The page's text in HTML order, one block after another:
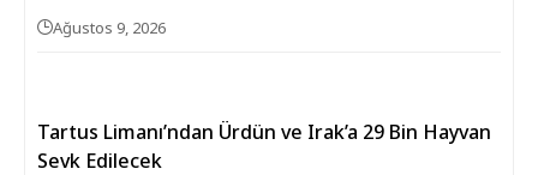
Ağustos 9, 2026
Tartus Limanı’ndan Ürdün ve Irak’a 29 Bin Hayvan
Sevk Edilecek